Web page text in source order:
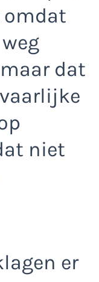
omdat
dat
niet
er